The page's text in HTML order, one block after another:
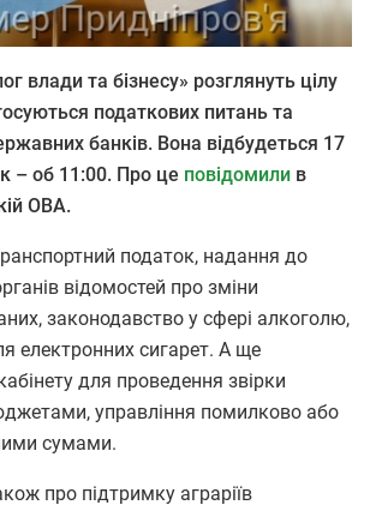
влади та бізнесу» розглянуть цілу
податкових питань та
банків. Вона відбудеться 17
– об 11:00. Про це повідомили в
ОВА.
податок, надання до
відомостей про зміни
законодавство у сфері алкоголю,
електронних сигарет. А ще
для проведення звірки
управління помилково або
сумами.
про підтримку аграріїв